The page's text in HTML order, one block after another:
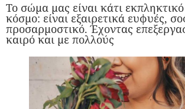
Το σώμα μας είναι κάτι
κόσμο: είναι εξαιρετικά ευφυές,
προσαρμοστικό. Έχοντας
καιρό και με πολλούς